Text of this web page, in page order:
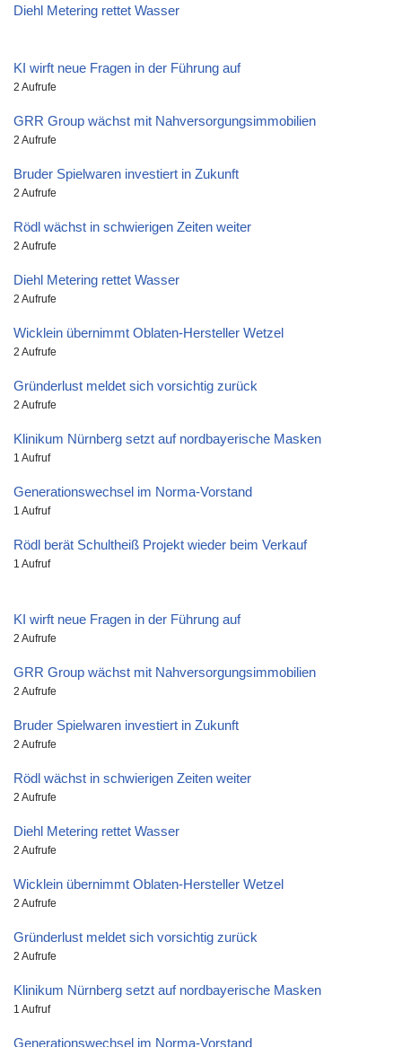
Diehl Metering rettet Wasser
KI wirft neue Fragen in der Führung auf
2 Aufrufe
GRR Group wächst mit Nahversorgungsimmobilien
2 Aufrufe
Bruder Spielwaren investiert in Zukunft
2 Aufrufe
Rödl wächst in schwierigen Zeiten weiter
2 Aufrufe
Diehl Metering rettet Wasser
2 Aufrufe
Wicklein übernimmt Oblaten-Hersteller Wetzel
2 Aufrufe
Gründerlust meldet sich vorsichtig zurück
2 Aufrufe
Klinikum Nürnberg setzt auf nordbayerische Masken
1 Aufruf
Generationswechsel im Norma-Vorstand
1 Aufruf
Rödl berät Schultheiß Projekt wieder beim Verkauf
1 Aufruf
KI wirft neue Fragen in der Führung auf
2 Aufrufe
GRR Group wächst mit Nahversorgungsimmobilien
2 Aufrufe
Bruder Spielwaren investiert in Zukunft
2 Aufrufe
Rödl wächst in schwierigen Zeiten weiter
2 Aufrufe
Diehl Metering rettet Wasser
2 Aufrufe
Wicklein übernimmt Oblaten-Hersteller Wetzel
2 Aufrufe
Gründerlust meldet sich vorsichtig zurück
2 Aufrufe
Klinikum Nürnberg setzt auf nordbayerische Masken
1 Aufruf
Generationswechsel im Norma-Vorstand